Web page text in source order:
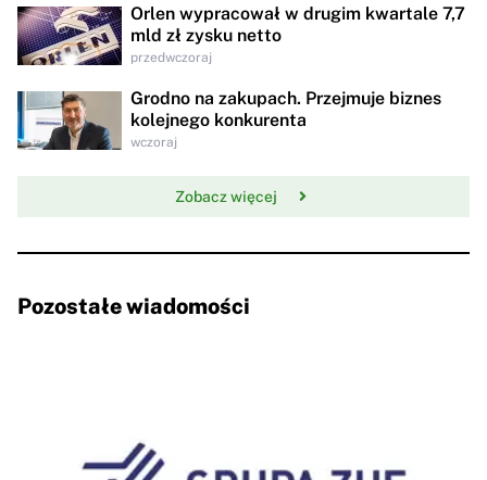
Orlen wypracował w drugim kwartale 7,7
mld zł zysku netto
przedwczoraj
Grodno na zakupach. Przejmuje biznes
kolejnego konkurenta
wczoraj
Zobacz więcej
Pozostałe wiadomości